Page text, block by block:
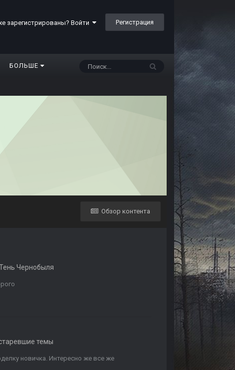
зарегистрированы? Войти Регистрация
БОЛЬШЕ
Обзор контента
Чернобыля
темы
новичка. Интересно же все же